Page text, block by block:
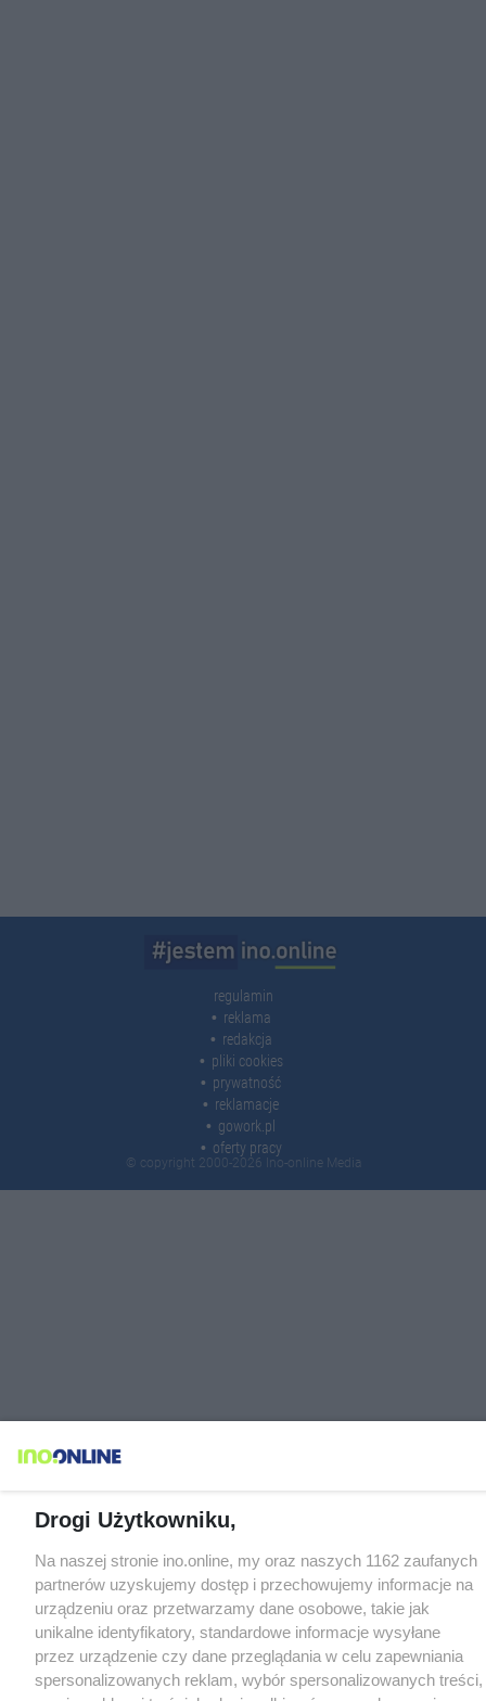
regulamin
reklama
redakcja
pliki cookies
prywatność
reklamacje
gowork.pl
oferty pracy
© copyright 2000-2026 Ino-online Media
Drogi Użytkowniku,
Na naszej stronie ino.online, my oraz naszych 1162 zaufanych
partnerów uzyskujemy dostęp i przechowujemy informacje na
urządzeniu oraz przetwarzamy dane osobowe, takie jak
unikalne identyfikatory, standardowe informacje wysyłane
przez urządzenie czy dane przeglądania w celu zapewniania
spersonalizowanych reklam, wybór spersonalizowanych treści,